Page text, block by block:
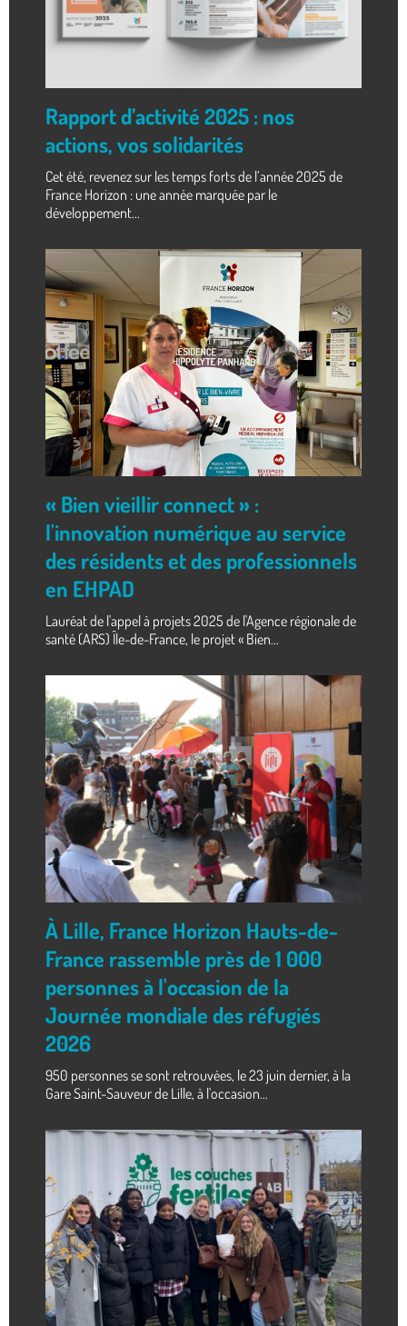
Rapport d’activité 2025 : nos
actions, vos solidarités
Cet été, revenez sur les temps forts de l’année 2025 de
France Horizon : une année marquée par le
développement...
« Bien vieillir connect » :
l'innovation numérique au service
des résidents et des professionnels
en EHPAD
Lauréat de l'appel à projets 2025 de l'Agence régionale de
santé (ARS) Île-de-France, le projet « Bien...
À Lille, France Horizon Hauts-de-
France rassemble près de 1 000
personnes à l'occasion de la
Journée mondiale des réfugiés
2026
950 personnes se sont retrouvées, le 23 juin dernier, à la
Gare Saint-Sauveur de Lille, à l'occasion...